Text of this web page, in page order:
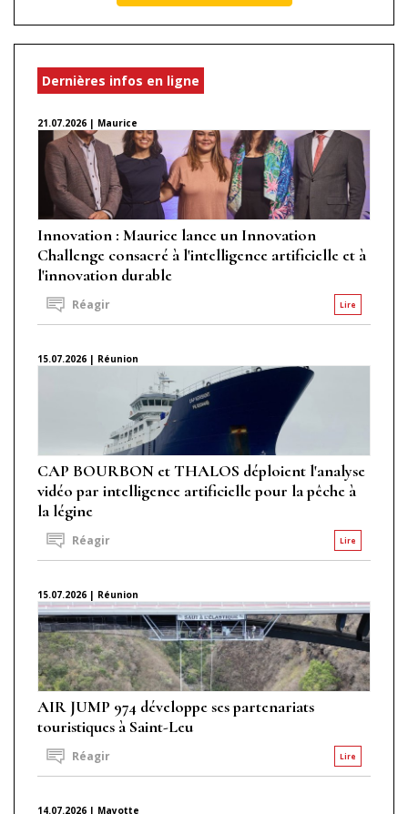
Dernières infos en ligne
21.07.2026 | Maurice
Innovation : Maurice lance un Innovation
Challenge consacré à l'intelligence artificielle et à
l'innovation durable
Lire
Réagir
15.07.2026 | Réunion
CAP BOURBON et THALOS déploient l'analyse
vidéo par intelligence artificielle pour la pêche à
la légine
Lire
Réagir
15.07.2026 | Réunion
AIR JUMP 974 développe ses partenariats
touristiques à Saint-Leu
Lire
Réagir
14.07.2026 | Mayotte